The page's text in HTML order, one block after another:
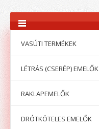
VASÚTI TERMÉKEK
LÉTRÁS (CSERÉP) EMELŐK
RAKLAPEMELŐK
DRÓTKÖTELES EMELŐK